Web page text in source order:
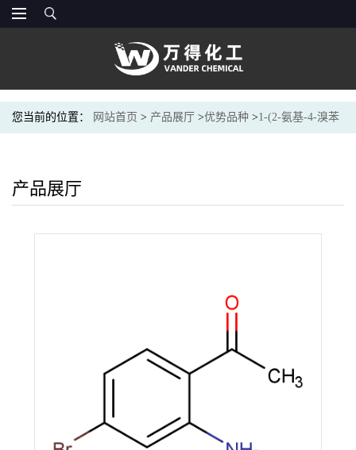
您当前的位置： 网站首页 > 产品展厅 >优势品种 >1-(2-氨基-4-溴苯
产品展厅